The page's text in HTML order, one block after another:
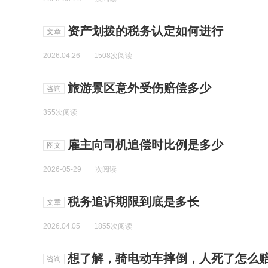
文章 资产划拨的税务认定如何进行
2026.04.26 1508次阅读
咨询 旅游景区意外受伤赔偿多少
355次阅读
图文 雇主向司机追偿时比例是多少
2026-05-29 次阅读
文章 税务追诉期限到底是多长
2026.04.05 1855次阅读
咨询 想了解，骑电动车摔倒，人死了怎么